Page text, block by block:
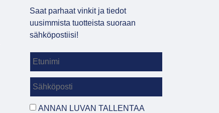
Saat parhaat vinkit ja tiedot
uusimmista tuotteista suoraan
sähköpostiisi!
ANNAN LUVAN TALLENTAA